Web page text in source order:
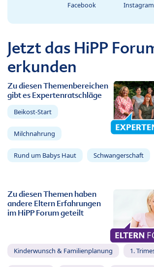
Facebook Instagram
Jetzt das HiPP
erkunden
Zu diesen Themenbereichen
gibt es Expertenratschläge
Beikost-Start
Milchnahrung
Rund um Babys Haut Schwangerschaft
Zu diesen Themen haben
andere Eltern Erfahrungen
im HiPP Forum geteilt
Kinderwunsch & Familienplanung 1.